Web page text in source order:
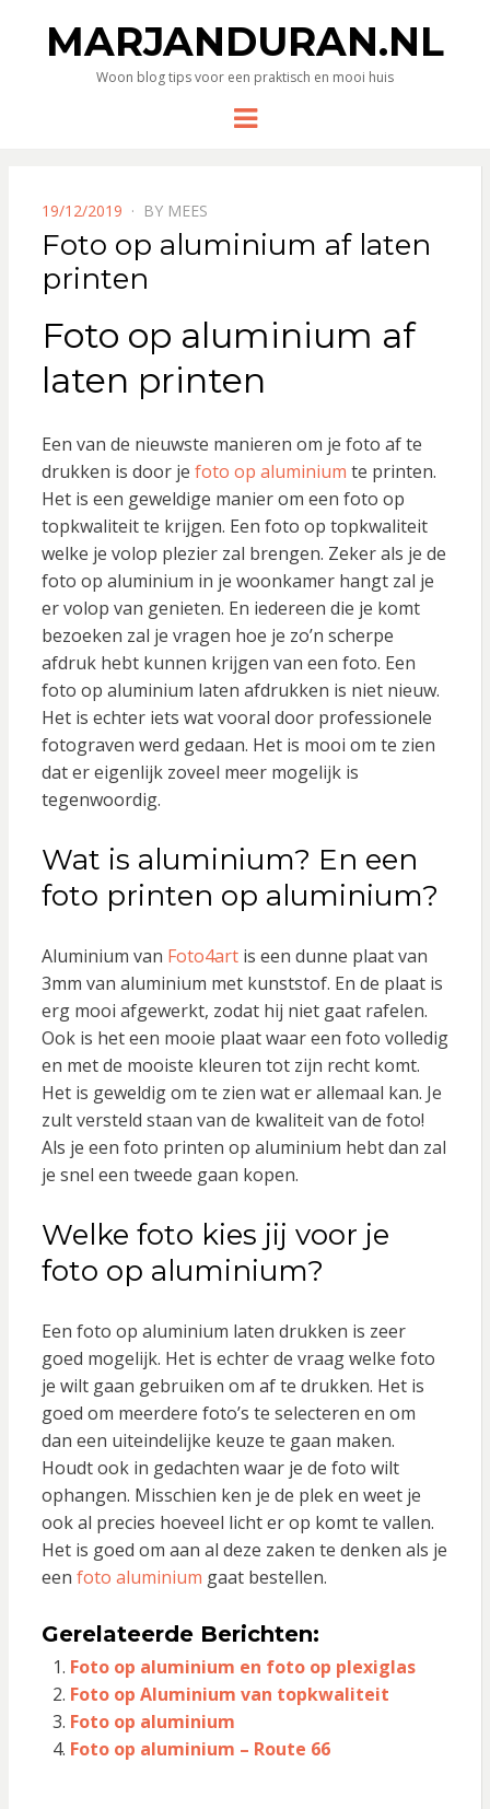
MARJANDURAN.NL
Woon blog tips voor een praktisch en mooi huis
Menu
POSTED
ON
19/12/2019 BY MEES
Foto op aluminium af laten
printen
Foto op aluminium af
laten printen
Een van de nieuwste manieren om je foto af te
drukken is door je foto op aluminium te printen.
Het is een geweldige manier om een foto op
topkwaliteit te krijgen. Een foto op topkwaliteit
welke je volop plezier zal brengen. Zeker als je de
foto op aluminium in je woonkamer hangt zal je
er volop van genieten. En iedereen die je komt
bezoeken zal je vragen hoe je zo’n scherpe
afdruk hebt kunnen krijgen van een foto. Een
foto op aluminium laten afdrukken is niet nieuw.
Het is echter iets wat vooral door professionele
fotograven werd gedaan. Het is mooi om te zien
dat er eigenlijk zoveel meer mogelijk is
tegenwoordig.
Wat is aluminium? En een
foto printen op aluminium?
Aluminium van Foto4artis een dunne plaat van
3mm van aluminium met kunststof. En de plaat is
erg mooi afgewerkt, zodat hij niet gaat rafelen.
Ook is het een mooie plaat waar een foto volledig
en met de mooiste kleuren tot zijn recht komt.
Het is geweldig om te zien wat er allemaal kan. Je
zult versteld staan van de kwaliteit van de foto!
Als je een foto printen op aluminium hebt dan zal
je snel een tweede gaan kopen.
Welke foto kies jij voor je
foto op aluminium?
Een foto op aluminium laten drukken is zeer
goed mogelijk. Het is echter de vraag welke foto
je wilt gaan gebruiken om af te drukken. Het is
goed om meerdere foto’s te selecteren en om
dan een uiteindelijke keuze te gaan maken.
Houdt ook in gedachten waar je de foto wilt
ophangen. Misschien ken je de plek en weet je
ook al precies hoeveel licht er op komt te vallen.
Het is goed om aan al deze zaken te denken als je
een foto aluminium gaat bestellen.
Gerelateerde Berichten:
Foto op aluminium en foto op plexiglas
Foto op Aluminium van topkwaliteit
Foto op aluminium
Foto op aluminium – Route 66